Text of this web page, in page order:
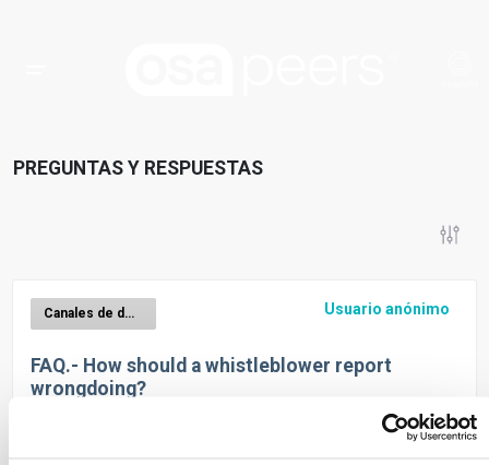
PREGUNTAS Y RESPUESTAS
Canales de denuncia de irregularidades Usuario anónimo
FAQ.- How should a whistleblower report
wrongdoing?